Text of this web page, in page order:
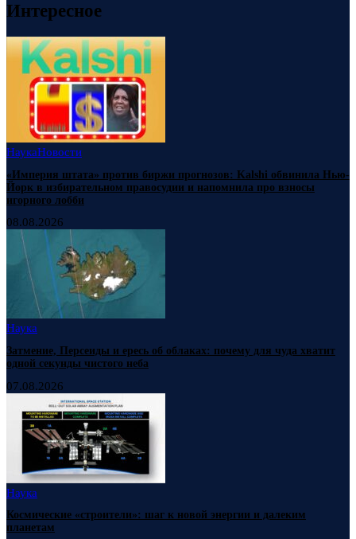
Интересное
НаукаНовости
«Империя штата» против биржи прогнозов: Kalshi обвинила Нью-
Йорк в избирательном правосудии и напомнила про взносы
игорного лобби
08.08.2026
Наука
Затмение, Персеиды и ересь об облаках: почему для чуда хватит
одной секунды чистого неба
07.08.2026
Наука
Космические «строители»: шаг к новой энергии и далеким
планетам